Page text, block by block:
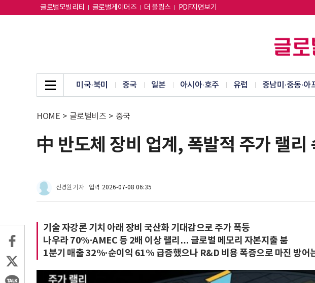
글로벌모빌리티 글로벌게이머즈 더 블링스 PDF지면보기
미국·북미 중국 일본 아시아·호주 유럽 중남미·중동·아
HOME > 글로벌비즈 > 중국
中 반도체 장비 업계, 폭발적 주가 랠리
신경원 기자 입력 2026-07-08 06:35
기술 자강론 기치 아래 장비 국산화 기대감으로 주가 폭등
나우라 70%·AMEC 등 2배 이상 랠리… 글로벌 메모리 자본지출 붐
1분기 매출 32%·순이익 61% 급증했으나 R&D 비용 폭증으로 마진 방어